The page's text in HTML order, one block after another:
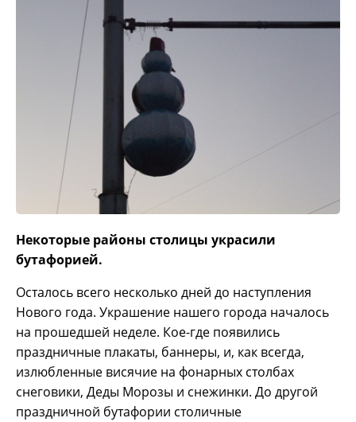
Некоторые районы столицы украсили
бутафорией.
Осталось всего несколько дней до наступления
Нового года. Украшение нашего города началось
на прошедшей неделе. Кое-где появились
праздничные плакаты, баннеры, и, как всегда,
излюбленные висячие на фонарных столбах
снеговики, Деды Морозы и снежинки. До другой
праздничной бутафории столичные